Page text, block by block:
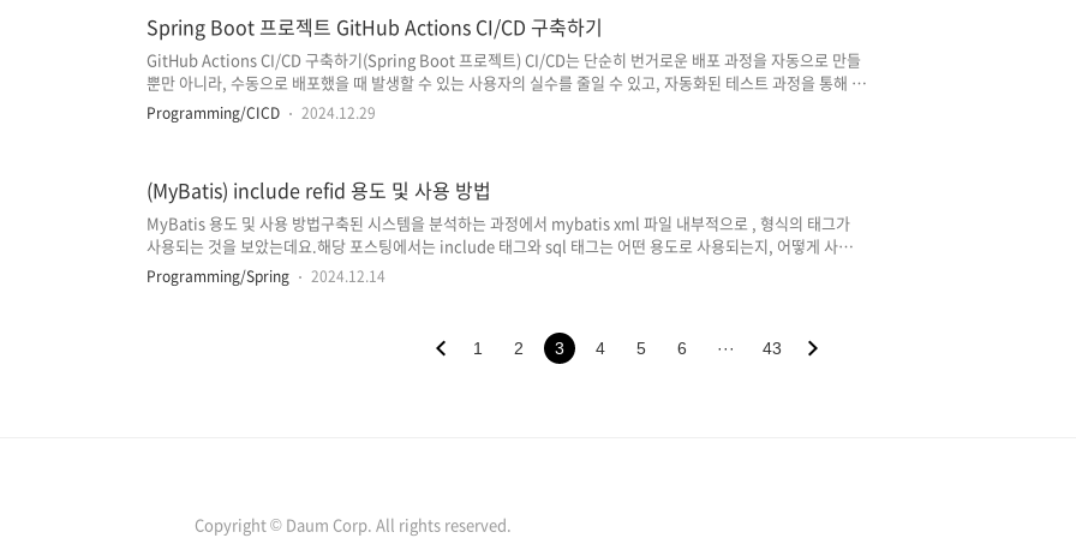
Spring Boot 프로젝트 GitHub Actions CI/CD 구축하기
GitHub Actions CI/CD 구축하기(Spring Boot 프로젝트) CI/CD는 단순히 번거로운 배포 과정을 자동으로 만들
뿐만 아니라, 수동으로 배포했을 때 발생할 수 있는 사용자의 실수를 줄일 수 있고, 자동화된 테스트 과정을 통해 코
드의 품질을 검증할 수 있으며, 일관된 빌드 환경을 통해 환경의 차이로 발생하는 문제를 최소화할 수 있는 등의 장
점을 가지고 있습니다.* CI/CD: 지속적 통합(Continuous Integration) / 지속적 배포(Continuous
Programming/CICD 2024.12.29
(MyBatis) include refid 용도 및 사용 방법
MyBatis 용도 및 사용 방법구축된 시스템을 분석하는 과정에서 mybatis xml 파일 내부적으로 , 형식의 태그가
사용되는 것을 보았는데요.해당 포스팅에서는 include 태그와 sql 태그는 어떤 용도로 사용되는지, 어떻게 사용되
는지에 대해 정리하였습니다. , 태그의 사용 용도 WHERE emp_no = #{empNo} SELECT emp_no ,
first_name , last_name FROM employees SELECT emp_no , dept_no FROM dept_emp (하나의 SQL
Programming/Spring 2024.12.14
1 2 3 4 5 6 ··· 43
Copyright © Daum Corp. All rights reserved.